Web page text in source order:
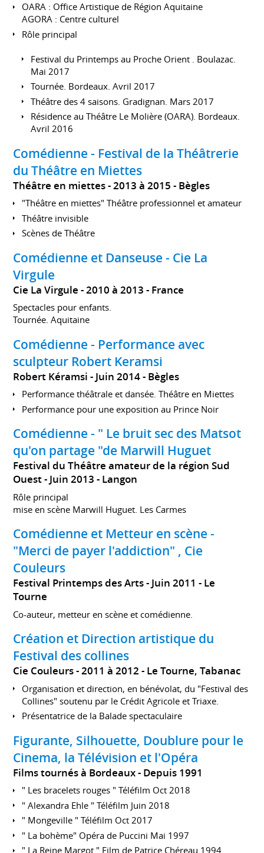
OARA : Office Artistique de Région Aquitaine
AGORA : Centre culturel
Rôle principal
Festival du Printemps au Proche Orient . Boulazac.
Mai 2017
Tournée. Bordeaux. Avril 2017
Théâtre des 4 saisons. Gradignan. Mars 2017
Résidence au Théâtre Le Molière (OARA). Bordeaux.
Avril 2016
Comédienne - Festival de la Théâtrerie
du Théâtre en Miettes
Théâtre en miettes 2013 à 2015 Bègles
"Théâtre en miettes" Théâtre professionnel et amateur
Théâtre invisible
Scènes de Théâtre
Comédienne et Danseuse - Cie La
Virgule
Cie La Virgule 2010 à 2013 France
Spectacles pour enfants.
Tournée. Aquitaine
Comédienne - Performance avec
sculpteur Robert Keramsi
Robert Kéramsi Juin 2014 Bègles
Performance théâtrale et dansée. Théâtre en Miettes
Performance pour une exposition au Prince Noir
Comédienne - " Le bruit sec des Matsot
qu'on partage "de Marwill Huguet
Festival du Théâtre amateur de la région Sud
Ouest
Juin 2013 Langon
Rôle principal
mise en scène Marwill Huguet. Les Carmes
Comédienne et Metteur en scène -
"Merci de payer l'addiction" , Cie
Couleurs
Festival Printemps des Arts Juin 2011 Le
Tourne
Co-auteur, metteur en scène et comédienne.
Création et Direction artistique du
Festival des collines
Cie Couleurs 2011 à 2012 Le Tourne, Tabanac
Organisation et direction, en bénévolat, du "Festival des
Collines" soutenu par le Crédit Agricole et Triaxe.
Présentatrice de la Balade spectaculaire
Figurante, Silhouette, Doublure pour le
Cinema, la Télévision et l'Opéra
Films tournés à Bordeaux Depuis 1991
" Les bracelets rouges " Téléfilm Oct 2018
" Alexandra Ehle " Téléfilm Juin 2018
" Mongeville " Téléfilm Oct 2017
" La bohème" Opéra de Puccini Mai 1997
" La Reine Margot " Film de Patrice Chéreau 1994